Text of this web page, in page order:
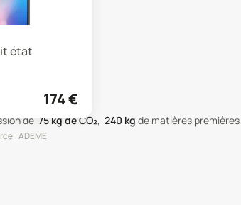
état
174€
de 75 kg de CO₂, 240 kg de matières premières
: ADEME